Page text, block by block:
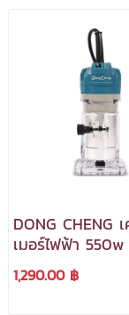
DONG CHENG
เมอร์ไฟฟ้า
DMP04-6 (ตัวเรื
เนียม) ***สามารถ
1,290.00 ฿